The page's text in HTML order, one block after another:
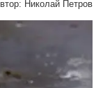
Николай Петров